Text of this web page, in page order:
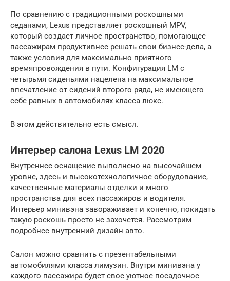
По сравнению с традиционными роскошными
седанами, Lexus представляет роскошный MPV,
который создает личное пространство, помогающее
пассажирам продуктивнее решать свои бизнес-дела, а
также условия для максимально приятного
времяпровождения в пути. Конфигурация LM с
четырьмя сиденьями нацелена на максимальное
впечатление от сидений второго ряда, не имеющего
себе равных в автомобилях класса люкс.
В этом действительно есть смысл.
Интерьер салона Lexus LM 2020
Внутреннее оснащение выполнено на высочайшем
уровне, здесь и высокотехнологичное оборудование,
качественные материалы отделки и много
пространства для всех пассажиров и водителя.
Интерьер минивэна завораживает и конечно, покидать
такую роскошь просто не захочется. Рассмотрим
подробнее внутренний дизайн авто.
Салон можно сравнить с презентабельными
автомобилями класса лимузин. Внутри минивэна у
каждого пассажира будет свое уютное посадочное